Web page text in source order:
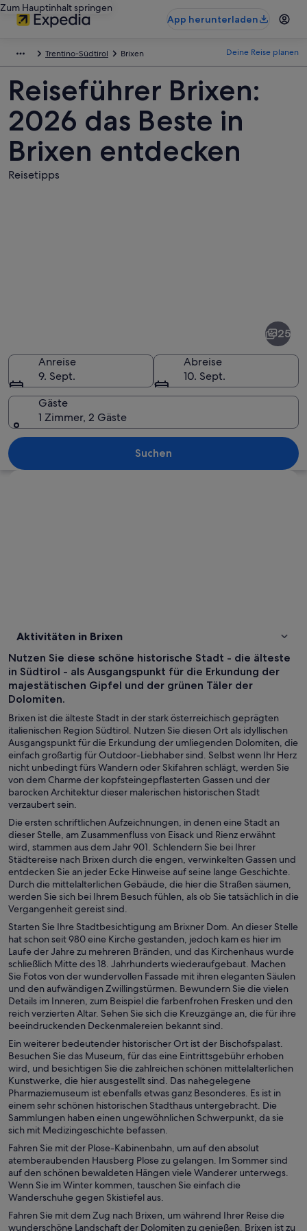
Zum Hauptinhalt springen
App herunterladen
Trentino-Südtirol Brixen Deine Reise planen
Reiseführer Brixen:
2026 das Beste in
Brixen entdecken
Reisetipps
25
Anreise
9. Sept.
Abreise
10. Sept.
Gäste
1 Zimmer, 2 Gäste
Suchen
Aktivitäten in Brixen
Nutzen Sie diese schöne historische Stadt - die älteste
in Südtirol - als Ausgangspunkt für die Erkundung der
majestätischen Gipfel und der grünen Täler der
Dolomiten.
Brixen ist die älteste Stadt in der stark österreichisch geprägten
italienischen Region Südtirol. Nutzen Sie diesen Ort als idyllischen
Ausgangspunkt für die Erkundung der umliegenden Dolomiten, die
einfach großartig für Outdoor-Liebhaber sind. Selbst wenn Ihr Herz
nicht unbedingt fürs Wandern oder Skifahren schlägt, werden Sie
von dem Charme der kopfsteingepflasterten Gassen und der
barocken Architektur dieser malerischen historischen Stadt
verzaubert sein.
Die ersten schriftlichen Aufzeichnungen, in denen eine Stadt an
dieser Stelle, am Zusammenfluss von Eisack und Rienz erwähnt
wird, stammen aus dem Jahr 901. Schlendern Sie bei Ihrer
Städtereise nach Brixen durch die engen, verwinkelten Gassen und
entdecken Sie an jeder Ecke Hinweise auf seine lange Geschichte.
Durch die mittelalterlichen Gebäude, die hier die Straßen säumen,
werden Sie sich bei Ihrem Besuch fühlen, als ob Sie tatsächlich in die
Vergangenheit gereist sind.
Starten Sie Ihre Stadtbesichtigung am Brixner Dom. An dieser Stelle
hat schon seit 980 eine Kirche gestanden, jedoch kam es hier im
Laufe der Jahre zu mehreren Bränden, und das Kirchenhaus wurde
schließlich Mitte des 18. Jahrhunderts wiederaufgebaut. Machen
Sie Fotos von der wundervollen Fassade mit ihren eleganten Säulen
und den aufwändigen Zwillingstürmen. Bewundern Sie die vielen
Details im Inneren, zum Beispiel die farbenfrohen Fresken und den
reich verzierten Altar. Sehen Sie sich die Kreuzgänge an, die für ihre
beeindruckenden Deckenmalereien bekannt sind.
Ein weiterer bedeutender historischer Ort ist der Bischofspalast.
Besuchen Sie das Museum, für das eine Eintrittsgebühr erhoben
wird, und besichtigen Sie die zahlreichen schönen mittelalterlichen
Kunstwerke, die hier ausgestellt sind. Das nahegelegene
Pharmaziemuseum ist ebenfalls etwas ganz Besonderes. Es ist in
einem sehr schönen historischen Stadthaus untergebracht. Die
Sammlungen haben einen ungewöhnlichen Schwerpunkt, da sie
sich mit Medizingeschichte befassen.
Fahren Sie mit der Plose-Kabinenbahn, um auf den absolut
atemberaubenden Hausberg Plose zu gelangen. Im Sommer sind
auf den schönen bewaldeten Hängen viele Wanderer unterwegs.
Wenn Sie im Winter kommen, tauschen Sie einfach die
Wanderschuhe gegen Skistiefel aus.
Fahren Sie mit dem Zug nach Brixen, um während Ihrer Reise die
wunderschöne Landschaft der Dolomiten zu genießen. Brixen ist zu